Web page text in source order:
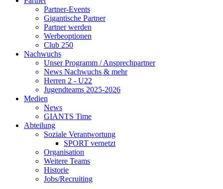
Partner-Events
Gigantische Partner
Partner werden
Werbeoptionen
Club 250
Nachwuchs
Unser Programm / Ansprechpartner
News Nachwuchs & mehr
Herren 2 - U22
Jugendteams 2025-2026
Medien
News
GIANTS Time
Abteilung
Soziale Verantwortung
SPORT vernetzt
Organisation
Weitere Teams
Historie
Jobs/Recruiting